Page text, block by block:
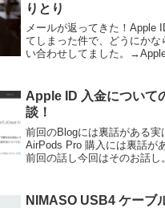
りとり
メールが返ってきた！Apple
てしまった件で、どうにかな
い合わせしてました。
てると思ってました。が、返
返っ...
Apple ID 入金について
談！
前回のBlogには裏話がある実
AirPods Pro 購入には裏話が
前回の話し今回はそのお話し
間違いする人いないか笑）
NIMASO USB4 ケーブ